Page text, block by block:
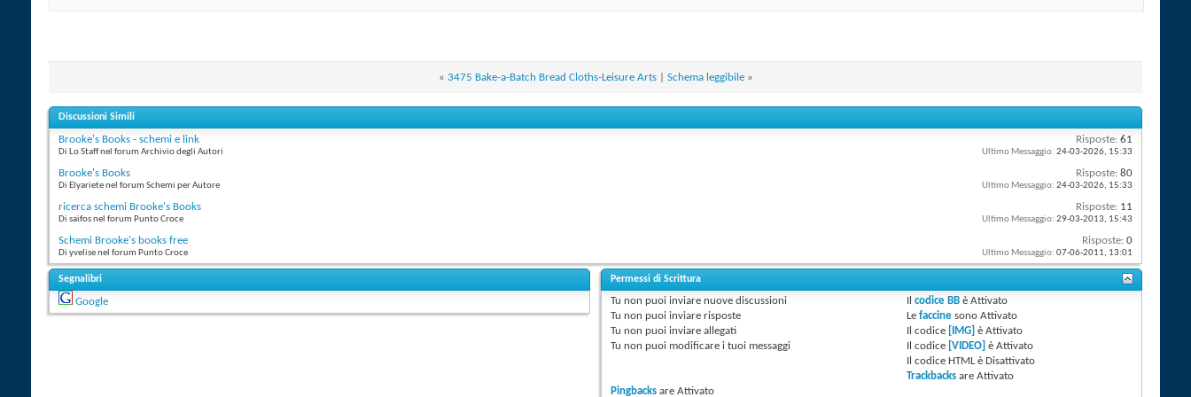
« 3475 Bake-a-Batch Bread Cloths-Leisure Arts| Schema leggibile »
Discussioni Simili
Brooke's Books - schemi e link
Di Lo Staff nel forum Archivio degli Autori
Risposte: 61
Ultimo Messaggio: 24-03-2026, 15:33
Brooke's Books
Di Elyariete nel forum Schemi per Autore
Risposte: 80
Ultimo Messaggio: 24-03-2026, 15:33
ricerca schemi Brooke's Books
Di saifos nel forum Punto Croce
Risposte: 11
Ultimo Messaggio: 29-03-2013, 15:43
Schemi Brooke's books free
Di yvelise nel forum Punto Croce
Risposte: 0
Ultimo Messaggio: 07-06-2011, 13:01
Segnalibri
Google
Permessi di Scrittura
Tu non puoi inviare nuove discussioni
Tu non puoi inviare risposte
Tu non puoi inviare allegati
Tu non puoi modificare i tuoi messaggi
Ilcodice BB èAttivato
Lefaccine sonoAttivato
Il codice
[IMG] èAttivato
Il codice [VIDEO] èAttivato
Il codice HTML è Disattivato
Trackbacks areAttivato
Pingbacks areAttivato